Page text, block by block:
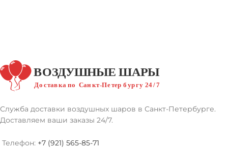
Служба доставки воздушных шаров в Санкт-Петербурге.
Доставляем ваши заказы 24/7.
Телефон: +7 (921) 565-85-71